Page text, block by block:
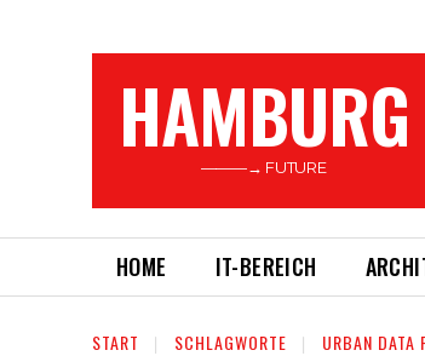
HAMBURG
———→ FUTURE
HOME IT-BEREICH
START SCHLAGWORTE URBAN DATA